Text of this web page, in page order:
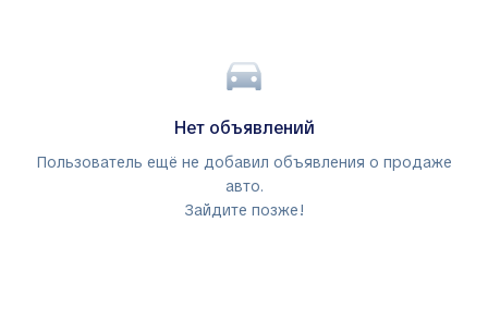
Нет объявлений
Пользователь ещё не добавил объявления о продаже
авто.
Зайдите позже!